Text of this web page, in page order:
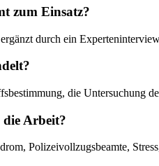
zum Einsatz?
durch ein
die Untersuchung
die Arbeit?
Polizeivollzugsbeamte,